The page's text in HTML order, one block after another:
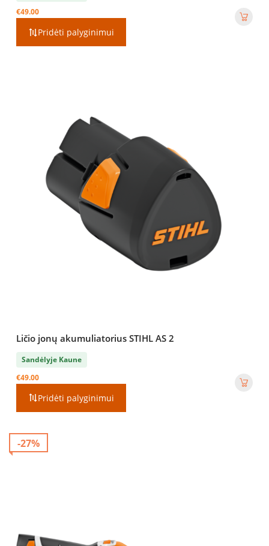
€49.00
Pridėti palyginimui
Ličio jonų akumuliatorius STIHL AS 2
Sandėlyje Kaune
€49.00
Pridėti palyginimui
-27%